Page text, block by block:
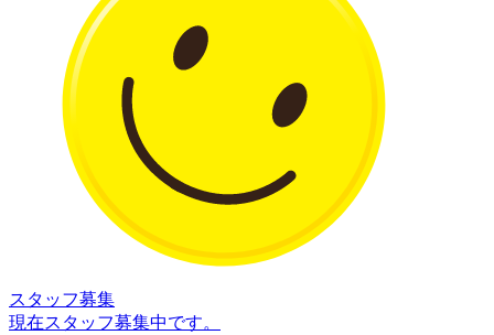
スタッフ募集
現在スタッフ募集中です。